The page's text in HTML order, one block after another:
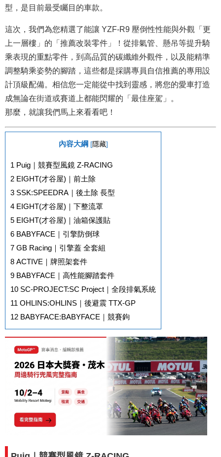
型，是目前最受矚目的車款。
這次，我們為您精選了能讓 YZF-R9 壓倒性性能與外觀「更
上一層樓」的「推薦改裝零件」！從排氣管、懸吊等提升騎
乘表現的重點零件，到高品質的碳纖維外觀件，以及能精準
調整騎乘姿勢的腳踏，這些都是採購專員自信推薦的專用設
計頂級配備。相信您一定能從中找到靈感，將您的愛車打造
成無論在街道或賽道上都能閃耀的「最佳座駕」。
那麼，就讓我們馬上來看看吧！
內容大綱 [隱藏]
1 Puig｜競賽型風鏡 Z-RACING
2 EIGHT(才谷屋)｜前土除
3 SSK:SPEEDRA｜後土除 長型
4 EIGHT(才谷屋)｜下整流罩
5 EIGHT(才谷屋)｜油箱保護貼
6 BABYFACE｜引擎防倒球
7 GB Racing｜引擎蓋 全套組
8 ACTIVE｜牌照架套件
9 BABYFACE｜高性能腳踏套件
10 SC-PROJECT:SC Project｜全段排氣系統
11 OHLINS:OHLINS｜後避震 TTX-GP
12 BABYFACE:BABYFACE｜競賽鉤